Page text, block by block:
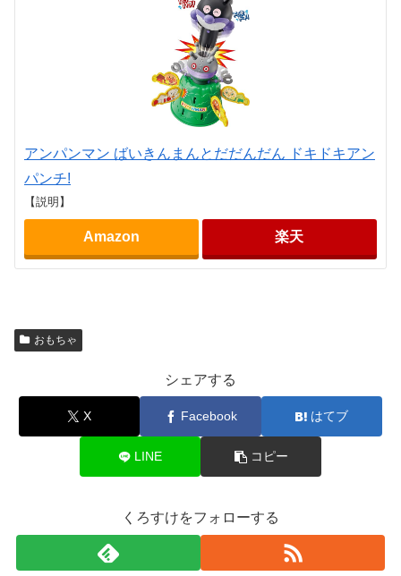
アンパンマン ばいきんまんとだだんだん ドキドキアン
パンチ!
【説明】
Amazon 楽天
おもちゃ
シェアする
X Facebook はてブ
LINE コピー
くろすけをフォローする